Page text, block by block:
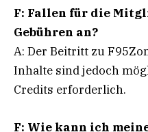
F: Fallen für die
Gebühren an?
A: Der Beitritt zu
Inhalte sind jedoch
Credits erforderlich.
F: Wie kann ich